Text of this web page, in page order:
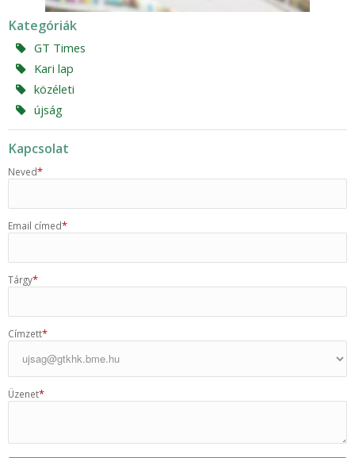
Kategóriák
GT Times
Kari lap
közéleti
újság
Kapcsolat
Neved*
Email címed*
Tárgy*
Címzett*
Üzenet*